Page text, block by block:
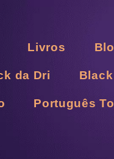
Livros
da Dri
Português